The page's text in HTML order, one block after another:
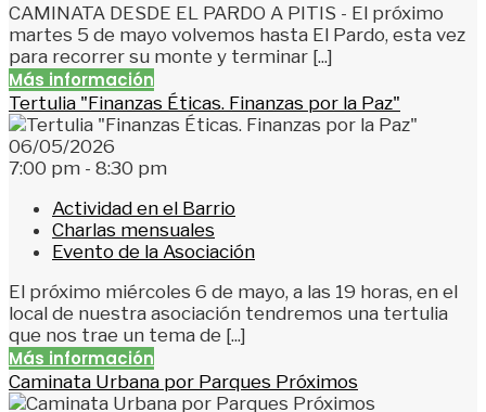
CAMINATA DESDE EL PARDO A PITIS - El próximo
martes 5 de mayo volvemos hasta El Pardo, esta vez
para recorrer su monte y terminar [...]
Más información
Tertulia "Finanzas Éticas. Finanzas por la Paz"
06/05/2026
7:00 pm - 8:30 pm
Actividad en el Barrio
Charlas mensuales
Evento de la Asociación
El próximo miércoles 6 de mayo, a las 19 horas, en el
local de nuestra asociación tendremos una tertulia
que nos trae un tema de [...]
Más información
Caminata Urbana por Parques Próximos